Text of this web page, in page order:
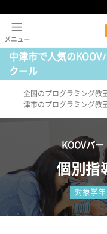
中津市で人気のKOOV
クール
全国のプログラミング教
津市のプログラミング教
KOOVパ
個別指
対象学年